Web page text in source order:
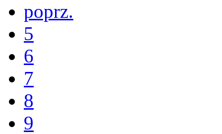
poprz.
5
6
7
8
9